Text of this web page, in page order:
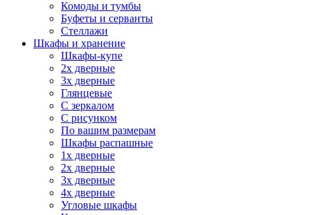
Комоды и тумбы
Буфеты и серванты
Стеллажи
Шкафы и хранение
Шкафы-купе
2х дверные
3х дверные
Глянцевые
С зеркалом
С рисунком
По вашим размерам
Шкафы распашные
1х дверные
2х дверные
3х дверные
4х дверные
Угловые шкафы